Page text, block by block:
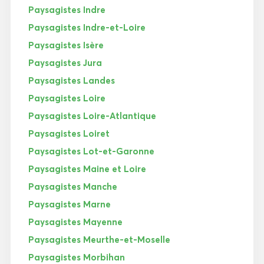
Paysagistes Indre
Paysagistes Indre-et-Loire
Paysagistes Isère
Paysagistes Jura
Paysagistes Landes
Paysagistes Loire
Paysagistes Loire-Atlantique
Paysagistes Loiret
Paysagistes Lot-et-Garonne
Paysagistes Maine et Loire
Paysagistes Manche
Paysagistes Marne
Paysagistes Mayenne
Paysagistes Meurthe-et-Moselle
Paysagistes Morbihan